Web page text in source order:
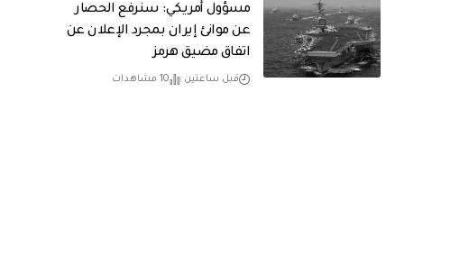
مسؤول أمريكي: سنرفع الحصار
عن موانئ إيران بمجرد الإعلان عن
اتفاق مضيق هرمز
قبل ساعتين 10 مشاهدات